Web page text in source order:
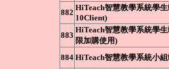
882
HiTeach智慧教學系統學
10Client)
883
HiTeach智慧教學系統學
限加購使用)
884 HiTeach智慧教學系統小